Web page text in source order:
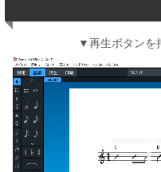
▼再生ボタンを
動
画
プ
レ
ー